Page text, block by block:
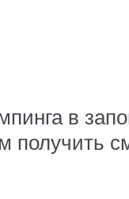
в
получить